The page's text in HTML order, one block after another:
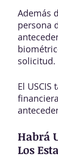
Además
persona
solicitud.
El
Habrá
Los